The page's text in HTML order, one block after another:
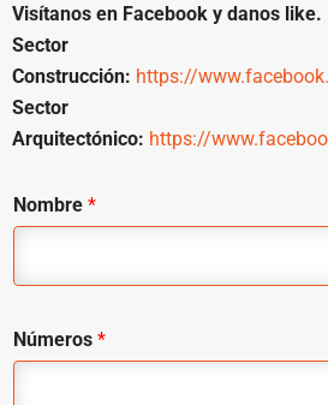
Visítanos en Facebook y danos like.
Sector
Construcción: https://
Sector
Arquitectónico: https://
Nombre *
Números *